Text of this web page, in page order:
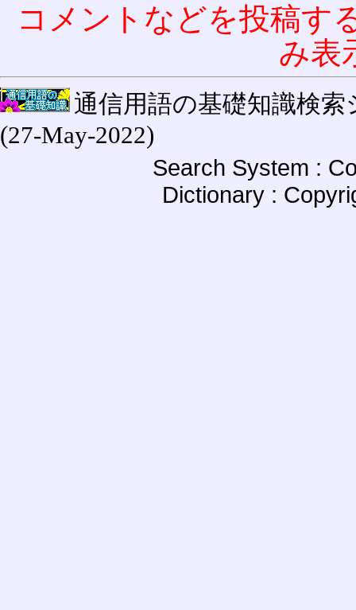
コメントなどを投稿す
み表
通信用語の基礎知識検索
(27-May-2022)
Search System :
Dictionary :